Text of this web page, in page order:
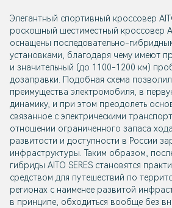
Элегантный спортивный кроссовер
роскошный шестиместный кроссовер
оснащены последовательно-
установками, благодаря чему имеют
и значительный (до 1100-1200 км)
дозаправки. Подобная схема
преимущества электромобиля, в
динамику, и при этом преодолеть
связанное с электрическими
отношении ограниченного запаса
развитости и доступности в России
инфраструктуры. Таким образом,
гибриды AITO SERES становятся
средством для путешествий по
регионах с наименее развитой
в принципе, обходиться вообще без